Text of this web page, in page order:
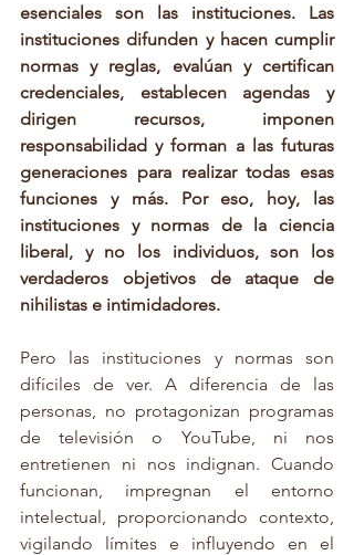
esenciales son las instituciones. Las
instituciones difunden y hacen cumplir
normas y reglas, evalúan y certifican
credenciales, establecen agendas y
dirigen recursos, imponen
responsabilidad y forman a las futuras
generaciones para realizar todas esas
funciones y más. Por eso, hoy, las
instituciones y normas de la ciencia
liberal, y no los individuos, son los
verdaderos objetivos de ataque de
nihilistas e intimidadores.
Pero las instituciones y normas son
difíciles de ver. A diferencia de las
personas, no protagonizan programas
de televisión o YouTube, ni nos
entretienen ni nos indignan. Cuando
funcionan, impregnan el entorno
intelectual, proporcionando contexto,
vigilando límites e influyendo en el